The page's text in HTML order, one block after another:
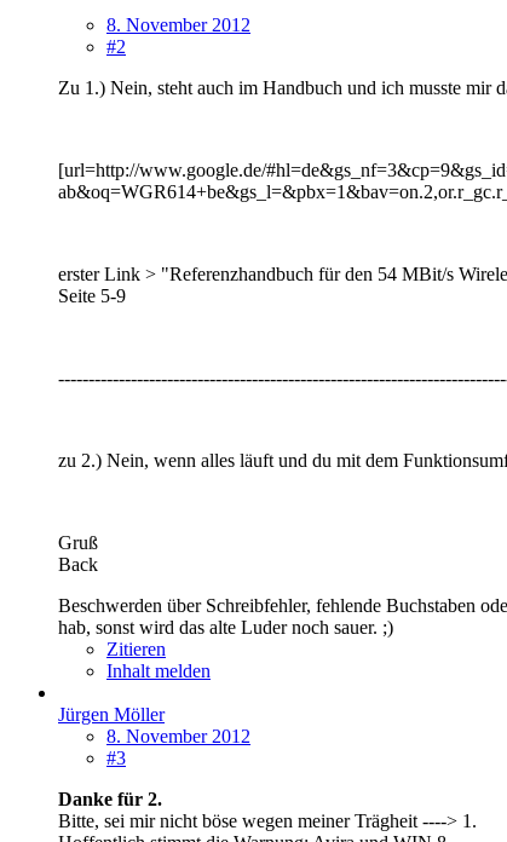
8. November 2012
#2
Zu 1.) Nein, steht auch im Handbuch und ich musste mir
[url=http://www.google.de/
erster Link > "Referenzhandbuch für den 54 MBit/s
Seite 5-9
zu 2.) Nein, wenn alles läuft und du mit dem
Gruß
Back
Beschwerden über Schreibfehler, fehlende Buchstaben
hab, sonst wird das alte Luder noch sauer. ;)
Zitieren
Inhalt melden
Jürgen Möller
8. November 2012
#3
Danke für 2.
Bitte, sei mir nicht böse wegen meiner Trägheit ----> 1.